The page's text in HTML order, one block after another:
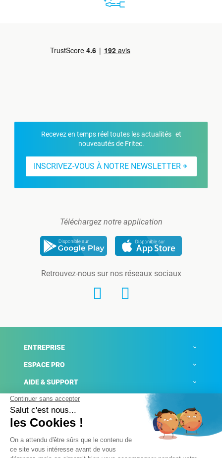
Recevez en temps réel toutes les actualités et
nouveautés de Fritec.
INSCRIVEZ-VOUS À NOTRE NEWSLETTER
Téléchargez notre application
Retrouvez-nous sur nos réseaux sociaux
ENTREPRISE
ESPACE PRO
AIDE & SUPPORT
ACTUALITÉS
Mentions légales